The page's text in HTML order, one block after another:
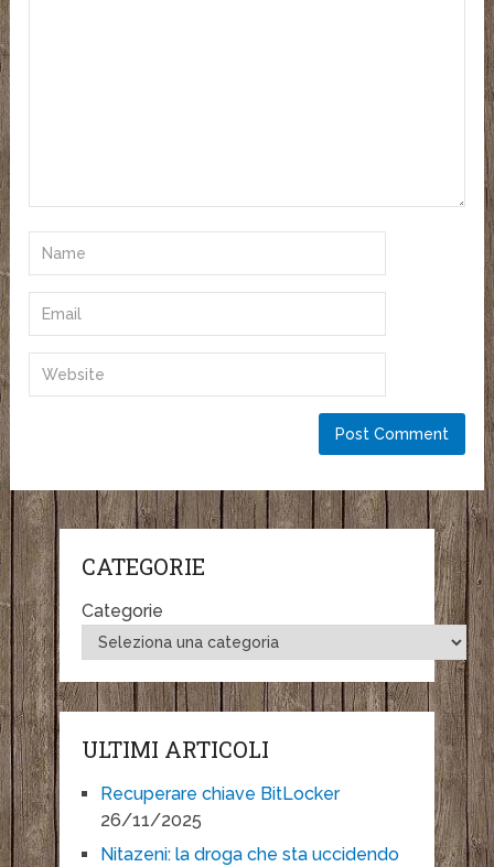
CATEGORIE
Categorie
ULTIMI ARTICOLI
Recuperare chiave BitLocker
26/11/2025
Nitazeni: la droga che sta uccidendo